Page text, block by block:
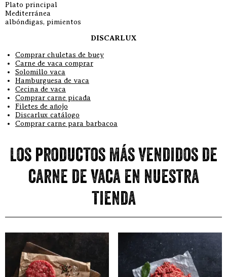
Plato principal
Mediterránea
albóndigas, pimientos
DISCARLUX
Comprar chuletas de buey
Carne de vaca comprar
Solomillo vaca
Hamburguesa de vaca
Cecina de vaca
Comprar carne picada
Filetes de añojo
Discarlux catálogo
Comprar carne para barbacoa
Los productos más vendidos de
carne de vaca en nuestra
tienda